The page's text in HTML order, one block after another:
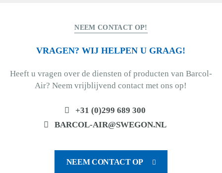
NEEM CONTACT OP!
VRAGEN? WIJ HELPEN U GRAAG!
Heeft u vragen over de diensten of producten van Barcol-
Air? Neem vrijblijvend contact met ons op!
+31 (0)299 689 300
BARCOL-AIR@SWEGON.NL
NEEM CONTACT OP